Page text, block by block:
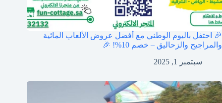
🎉 احتفل باليوم الوطني مع أفضل عروض الألعاب المائية
والمراجيح والزحاليق – خصم 10%! 🎉
سبتمبر 1, 2025